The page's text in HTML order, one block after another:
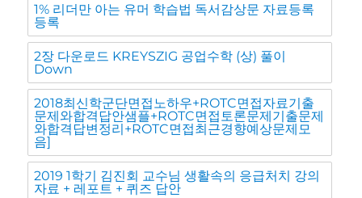
1% 리더만 아는 유머 학습법 독서감상문 자료등록
등록
2장 다운로드 KREYSZIG 공업수학 (상) 풀이
Down
2018최신학군단면접노하우+ROTC면접자료기출
문제와합격답안샘플+ROTC면접토론문제기출문제
와합격답변정리+ROTC면접최근경향예상문제모
음]
2019 1학기 김진회 교수님 생활속의 응급처치 강의
자료 + 레포트 + 퀴즈 답안